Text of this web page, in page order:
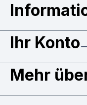
Ihr Konto
Mehr